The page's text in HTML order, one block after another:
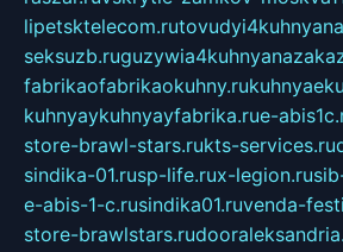
lipetsktelecom.ru
seksuzb.ru
fabrikaofabrikaokuhny.ru
kuhnyaykuhnyayfabrika.rue-
store-brawl-stars.rukts-services.ru
sindika-01.rusp-life.rux-legion.ru
e-abis-1-c.rusindika01.ruvenda-
store-brawlstars.ru